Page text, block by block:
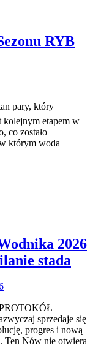
RYB
pary, który
kolejnym etapem w
co zostało
którym woda
2026
stada
sprzedaje się
progres i nową
Ten Nów nie otwiera